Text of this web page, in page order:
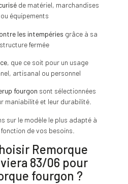
de matériel, marchandises
ou équipements
les intempéries grâce à sa
structure fermée
, que ce soit pour un usage
artisanal ou personnel
fourgon sont sélectionnées
maniabilité et leur durabilité.
sur le modèle le plus adapté à
de vos besoins.
Remorque
83/06 pour
fourgon ?